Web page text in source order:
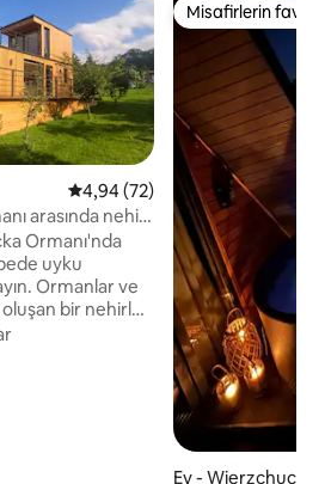
5 üzerinden ortalama 4,94
4,94 (72)
arasında nehir
Ormanı'nda
uyku
Ormanlar ve
bir nehirle
Misafirlerin
Misafirlerin
Ev -